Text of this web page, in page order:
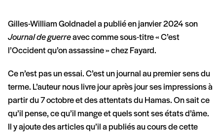
Gilles-William Goldnadel a publié en janvier 2024 son
Journal de guerreavec comme sous-titre « C’est
l’Occident qu’on assassine » chez Fayard.
Ce n’est pas un essai. C’est un journal au premier sens du
terme. L’auteur nous livre jour après jour ses impressions à
partir du 7 octobre et des attentats du Hamas. On sait ce
qu’il pense, ce qu’il mange et quels sont ses états d’âme.
Il y ajoute des articles qu’il a publiés au cours de cette